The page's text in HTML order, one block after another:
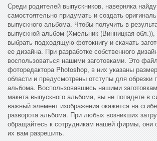
Среди родителей выпускников, наверняка
самостоятельно придумать и создать
выпускного альбома. Чтобы получить в
выпускной альбом (Хмельник (Винницкая
выбрать подходящую фотокнигу и скачать
ее дизайна. При разработке собственного
воспользоваться нашими заготовками. Это
фоторедактора Photoshop, в них указаны
области и предусмотрены отступы для обрезки
альбома. Воспользовавшись нашими
макета выпускного альбома, вы не попадете в
важный элемент изображения окажется на
разворота альбома. При любых возникших
обращайтесь к сотрудникам нашей фирмы, они
их вам разрешить.